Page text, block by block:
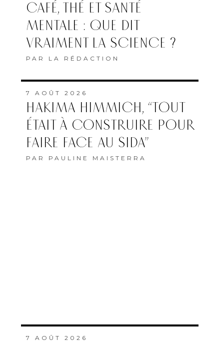
CAFÉ, THÉ ET SANTÉ
MENTALE : QUE DIT
VRAIMENT LA SCIENCE ?
PAR LA RÉDACTION
7 AOÛT 2026
HAKIMA HIMMICH, “TOUT
ÉTAIT À CONSTRUIRE POUR
FAIRE FACE AU SIDA”
PAR PAULINE MAISTERRA
7 AOÛT 2026